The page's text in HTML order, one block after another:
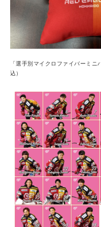
「選手別マイクロファイバーミ
込）